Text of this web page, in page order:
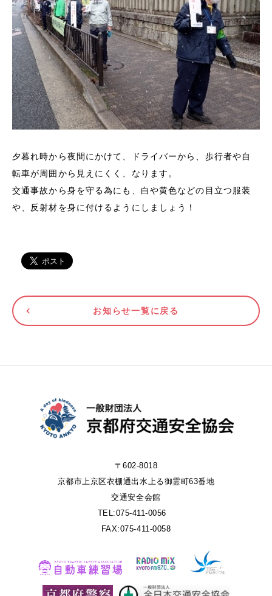
夕暮れ時から夜間にかけて、ドライバーから、歩行者や自
転車が周囲から見えにくく、なります。
交通事故から身を守る為にも、白や黄色などの目立つ服装
や、反射材を身に付けるようにしましょう！
お知らせ一覧に戻る
〒602-8018
京都市上京区衣棚通出水上る御霊町63番地
交通安全会館
TEL:075-411-0056
FAX:075-411-0058